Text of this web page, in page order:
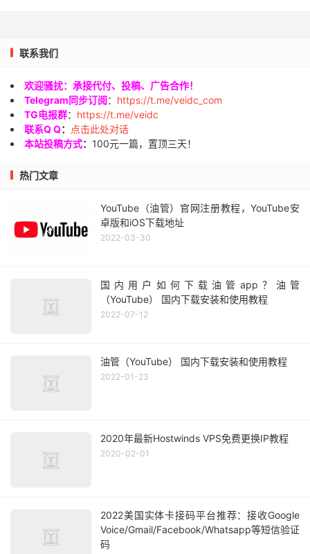
联系我们
欢迎骚扰：承接代付、投稿、广告合作！
Telegram同步订阅： https://t.me/veidc_com
TG电报群： https://t.me/veidc
联系Q Q：
点击此处对话
本站投稿方式： 100元一篇，置顶三天！
热门文章
YouTube（油管）官网注册教程，YouTube安
卓版和iOS下载地址
2022-03-30
国内用户如何下载油管app？油管
（YouTube） 国内下载安装和使用教程
2022-07-12
油管（YouTube） 国内下载安装和使用教程
2022-01-23
2020年最新Hostwinds VPS免费更换IP教程
2020-02-01
2022美国实体卡接码平台推荐：接收Google
Voice/Gmail/Facebook/Whatsapp等短信验证
码